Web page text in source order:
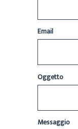
Email
Oggetto
Messaggio